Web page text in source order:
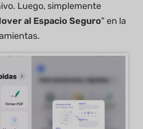
Luego, simplemente
al Espacio Seguro" en la